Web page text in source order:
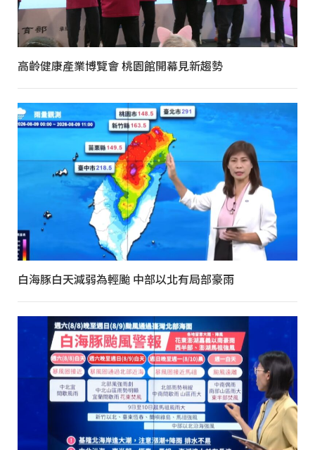
高齡健康產業博覽會 桃園館開幕見新趨勢
白海豚白天減弱為輕颱 中部以北有局部豪雨